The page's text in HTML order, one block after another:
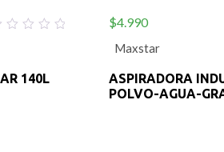
140L
$4.990
Maxstar
ASPIRADORA
POLVO-AGUA-